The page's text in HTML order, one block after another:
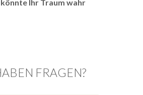
Ihr Traum wahr
FRAGEN?